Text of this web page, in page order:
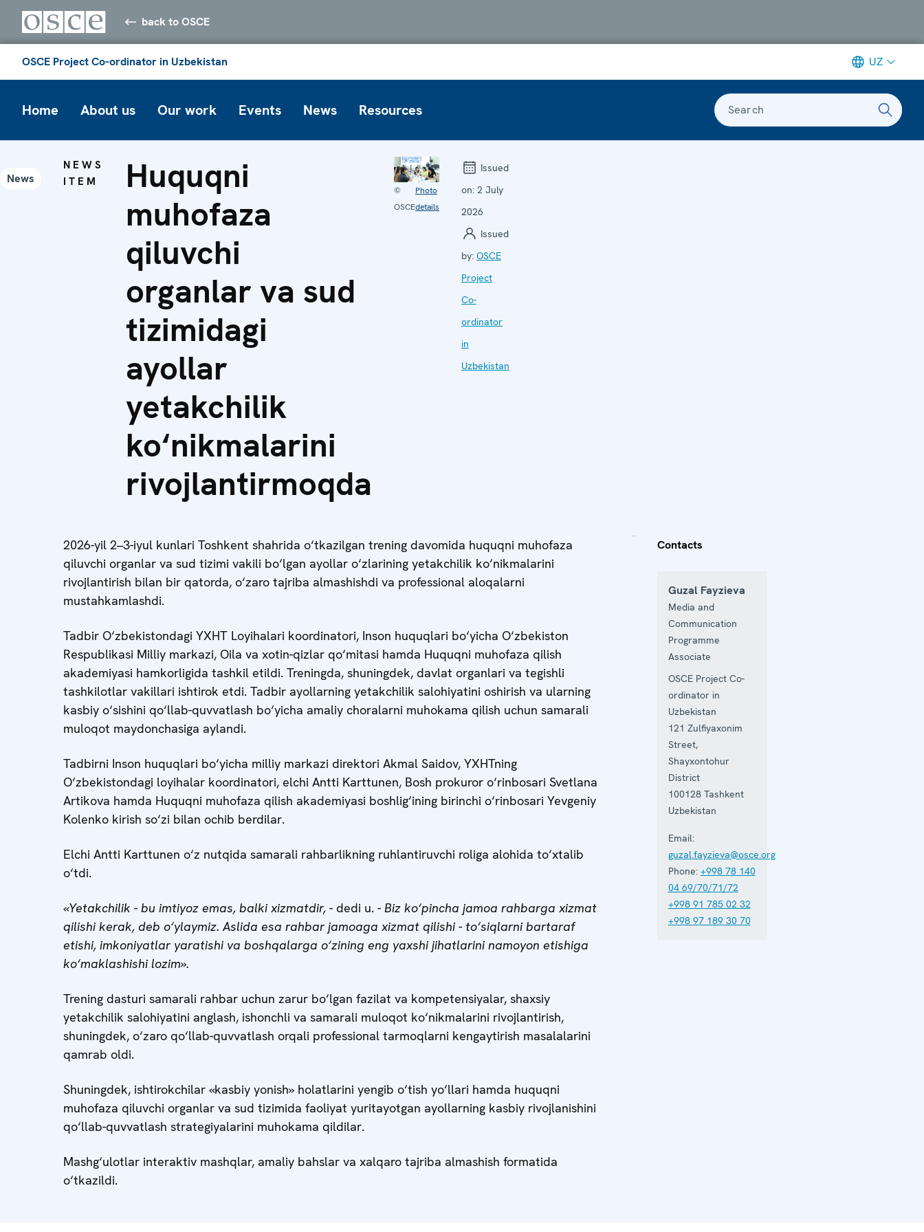
back to OSCE
OSCE Project Co-ordinator in Uzbekistan UZ
Home About us Our work Events News Resources Search
News
NEWS
ITEM
Huquqni
muhofaza
qiluvchi
organlar va sud
tizimidagi
ayollar
yetakchilik
ko‘nikmalarini
rivojlantirmoqda
©
OSCE
Photo
details
Issued
on: 2 July
2026
Issued
by: OSCE
Project
Co-
ordinator
in
Uzbekistan
2026-yil 2–3-iyul kunlari Toshkent shahrida o‘tkazilgan trening davomida huquqni muhofaza
qiluvchi organlar va sud tizimi vakili bo‘lgan ayollar o‘zlarining yetakchilik ko‘nikmalarini
rivojlantirish bilan bir qatorda, o‘zaro tajriba almashishdi va professional aloqalarni
mustahkamlashdi.
Tadbir O‘zbekistondagi YXHT Loyihalari koordinatori, Inson huquqlari bo‘yicha O‘zbekiston
Respublikasi Milliy markazi, Oila va xotin-qizlar qo‘mitasi hamda Huquqni muhofaza qilish
akademiyasi hamkorligida tashkil etildi. Treningda, shuningdek, davlat organlari va tegishli
tashkilotlar vakillari ishtirok etdi. Tadbir ayollarning yetakchilik salohiyatini oshirish va ularning
kasbiy o‘sishini qo‘llab-quvvatlash bo‘yicha amaliy choralarni muhokama qilish uchun samarali
muloqot maydonchasiga aylandi.
Tadbirni Inson huquqlari bo‘yicha milliy markazi direktori Akmal Saidov, YXHTning
O‘zbekistondagi loyihalar koordinatori, elchi Antti Karttunen, Bosh prokuror o‘rinbosari Svetlana
Artikova hamda Huquqni muhofaza qilish akademiyasi boshlig‘ining birinchi o‘rinbosari Yevgeniy
Kolenko kirish so‘zi bilan ochib berdilar.
Elchi Antti Karttunen o‘z nutqida samarali rahbarlikning ruhlantiruvchi roliga alohida to‘xtalib
o‘tdi.
«Yetakchilik - bu imtiyoz emas, balki xizmatdir, - dedi u. - Biz ko‘pincha jamoa rahbarga xizmat
qilishi kerak, deb o‘ylaymiz. Aslida esa rahbar jamoaga xizmat qilishi - to‘siqlarni bartaraf
etishi, imkoniyatlar yaratishi va boshqalarga o‘zining eng yaxshi jihatlarini namoyon etishiga
ko‘maklashishi lozim».
Trening dasturi samarali rahbar uchun zarur bo‘lgan fazilat va kompetensiyalar, shaxsiy
yetakchilik salohiyatini anglash, ishonchli va samarali muloqot ko‘nikmalarini rivojlantirish,
shuningdek, o‘zaro qo‘llab-quvvatlash orqali professional tarmoqlarni kengaytirish masalalarini
qamrab oldi.
Shuningdek, ishtirokchilar «kasbiy yonish» holatlarini yengib o‘tish yo‘llari hamda huquqni
muhofaza qiluvchi organlar va sud tizimida faoliyat yuritayotgan ayollarning kasbiy rivojlanishini
qo‘llab-quvvatlash strategiyalarini muhokama qildilar.
Mashg‘ulotlar interaktiv mashqlar, amaliy bahslar va xalqaro tajriba almashish formatida
o‘tkazildi.
Contacts
Guzal Fayzieva
Media and
Communication
Programme
Associate
OSCE Project Co-
ordinator in
Uzbekistan
121 Zulfiyaxonim
Street,
Shayxontohur
District
100128 Tashkent
Uzbekistan
Email:
guzal.fayzieva@osce.org
Phone: +998 78 140
04 69/70/71/72
+998 91 785 02 32
+998 97 189 30 70